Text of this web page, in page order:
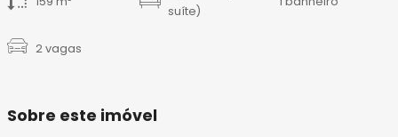
18
suíte)
2 vagas
Sobre este imóvel